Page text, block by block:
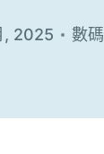
, 2025 數